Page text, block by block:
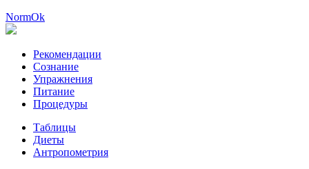
NormOk
Рекомендации
Сознание
Упражнения
Питание
Процедуры
Таблицы
Диеты
Антропометрия